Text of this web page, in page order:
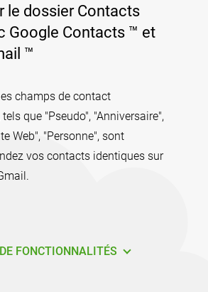
le dossier Contacts
Google Contacts ™ et
™
champs de contact
que "Pseudo", "Anniversaire",
Web", "Personne", sont
vos contacts identiques sur
FONCTIONNALITÉS